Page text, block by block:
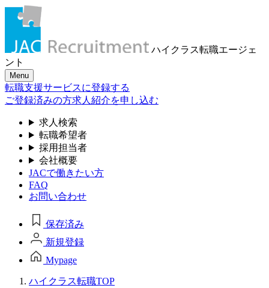
ハイクラス転職エージェ
ント
Menu
転職支援サービスに登録する
ご登録済みの方求人紹介を申し込む
求人検索
転職希望者
採用担当者
会社概要
JACで働きたい方
FAQ
お問い合わせ
保存済み
新規登録
Mypage
ハイクラス転職TOP